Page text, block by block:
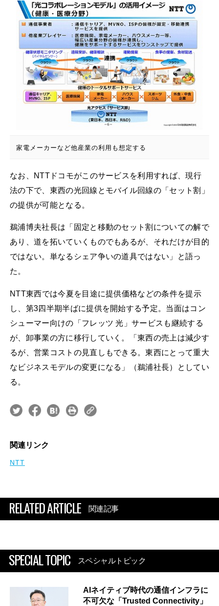
家電メーカーなど他産業の利用も想定する
なお、NTTドコモがこのサービスを利用すれば、現行
法の下で、東西の光回線とモバイル回線の「セット割」
の提供が可能となる。
鵜浦博夫社長は「固定と移動のセット割についての解で
あり、道を拓いていくものでもあるが、それだけが目的
ではない。単なるシェア争いの道具ではない」と語っ
た。
NTT東西では今夏を目途に提供価格などの条件を提示
し、第3四半期半ばに提供を開始する予定。当面はコン
シューマー向けの「フレッツ 光」サービスも継続する
が、卸事業の方に移行していく。「東西の売上は減少す
るが、営業コストの見直しもできる。東西にとって重大
なビジネスモデルの変更になる」（鵜浦社長）としてい
る。
関連リンク
NTT
RELATED ARTICLE 関連記事
SPECIAL TOPIC スペシャルトピック
AIネイティブ時代の通信インフラに
不可欠な「Trusted Connectivity」